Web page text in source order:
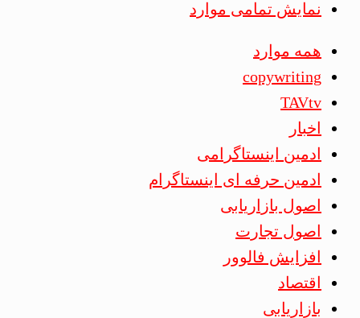
نمایش تمامی موارد
همه موارد
copywriting
TAVtv
اخبار
ادمین اینستاگرامی
ادمین حرفه ای اینستاگرام
اصول بازاریابی
اصول تجارت
افزایش فالوور
اقتصاد
بازاریابی